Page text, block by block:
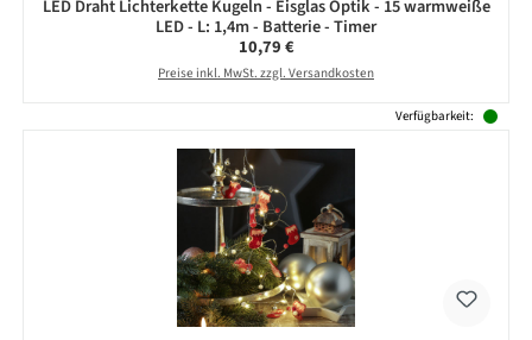
LED Draht Lichterkette Kugeln - Eisglas Optik - 15 warmweiße
LED - L: 1,4m - Batterie - Timer
Regulärer Preis:
10,79 €
Preise inkl. MwSt. zzgl. Versandkosten
Verfügbarkeit: